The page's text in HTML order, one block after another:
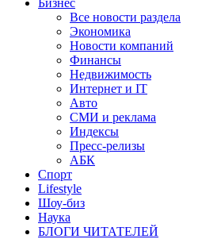
Бизнес
Все новости раздела
Экономика
Новости компаний
Финансы
Недвижимость
Интернет и IT
Авто
СМИ и реклама
Индексы
Пресс-релизы
АБК
Спорт
Lifestyle
Шоу-биз
Наука
БЛОГИ ЧИТАТЕЛЕЙ